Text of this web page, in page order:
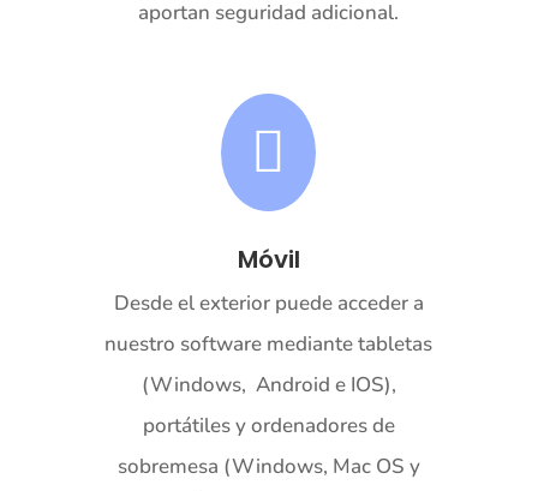
aportan seguridad adicional.

Móvil
Desde el exterior puede acceder a
nuestro software mediante tabletas
(Windows, Android e IOS),
portátiles y ordenadores de
sobremesa (Windows, Mac OS y